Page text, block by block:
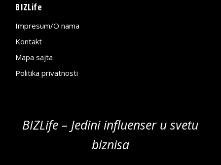
BIZLife
Impresum/O nama
Kontakt
Mapa sajta
Politika privatnosti
BIZLife – Jedini influenser u svetu
biznisa